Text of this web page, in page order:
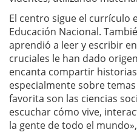
El centro sigue el currículo
Educación Nacional.
aprendió a leer y escribir
cruciales le han dado
encanta compartir
especialmente sobre
favorita son las ciencias
escuchar cómo vive,
la gente de todo el